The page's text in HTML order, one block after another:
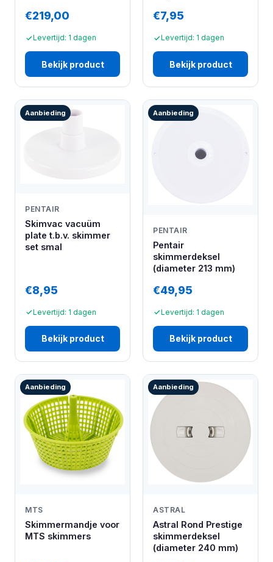
€219,00
Levertijd: 1 dagen
Bekijk product
€7,95
Levertijd: 1 dagen
Bekijk product
Aanbieding
PENTAIR
Skimvac vacuüm
plate t.b.v. skimmer
set smal
€8,95
Levertijd: 1 dagen
Bekijk product
Aanbieding
PENTAIR
Pentair
skimmerdeksel
(diameter 213 mm)
€49,95
Levertijd: 1 dagen
Bekijk product
Aanbieding
MTS
Skimmermandje voor
MTS skimmers
Aanbieding
ASTRAL
Astral Rond Prestige
skimmerdeksel
(diameter 240 mm)